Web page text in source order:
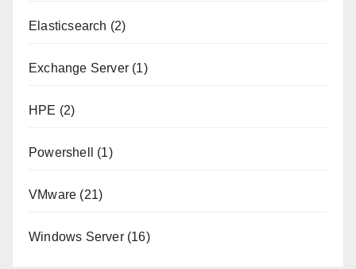
Elasticsearch (2)
Exchange Server (1)
HPE (2)
Powershell (1)
VMware (21)
Windows Server(16)